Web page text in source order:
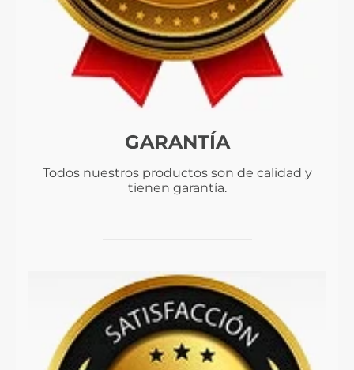
GARANTÍA
Todos nuestros productos son de calidad y
tienen garantía.